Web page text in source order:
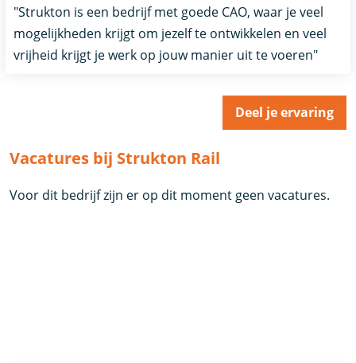
"Strukton is een bedrijf met goede CAO, waar je veel
mogelijkheden krijgt om jezelf te ontwikkelen en veel
vrijheid krijgt je werk op jouw manier uit te voeren"
Deel je ervaring
Vacatures bij Strukton Rail
Voor dit bedrijf zijn er op dit moment geen vacatures.